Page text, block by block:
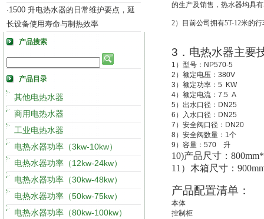
·1500 升电热水器的日常维护要点，延
长设备使用寿命与制热效率
产品搜索
产品目录
其他电热水器
商用电热水器
工业电热水器
电热水器功率（3kw-10kw）
电热水器功率（12kw-24kw）
电热水器功率（30kw-48kw）
电热水器功率（50kw-75kw）
电热水器功率（80kw-100kw）
的生产及销售，热水器均具
2）目前公司拥有5T-12米的
3 ．电热水器主要
1 ）型号： NP570-5
2 ）额定电压： 380V
3 ）额定功率： 5 KW
4）额定电流： 7.5 A
5 ）出水口径： DN25
6 ）入水口径： DN25
7 ）安全阀口径： DN20
8）安全阀数量： 1个
9 ）容量： 570 升
10)产品尺寸：
11 ）木箱尺寸：
产品配置清单：
本体
控制柜